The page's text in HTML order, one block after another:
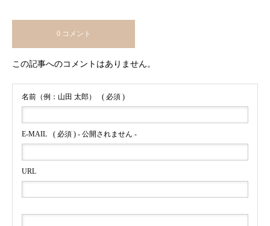
0 コメント
この記事へのコメントはありません。
名前（例：山田 太郎） ( 必須 )
E-MAIL ( 必須 ) - 公開されません -
URL